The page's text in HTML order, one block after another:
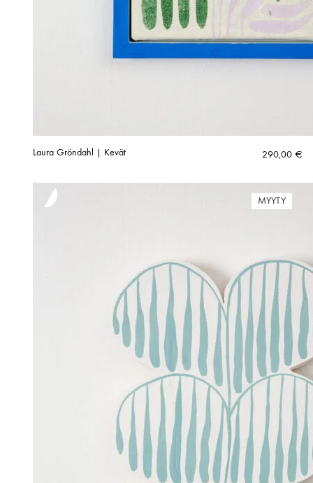
Laura Gröndahl | Kevät 290,00 €
MYYTY